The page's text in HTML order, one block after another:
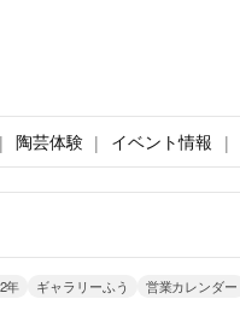
陶芸体験 イベント情報
年 ギャラリーふう 営業カレンダー